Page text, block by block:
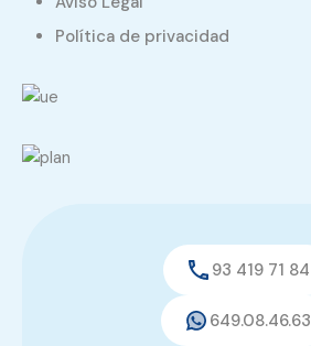
Política de privacidad
93 419 71 84
649.08.46.63